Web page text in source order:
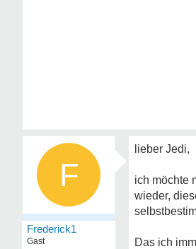
F
Frederick1
Gast
lieber Jedi,
ich möchte
wieder,
Das ich